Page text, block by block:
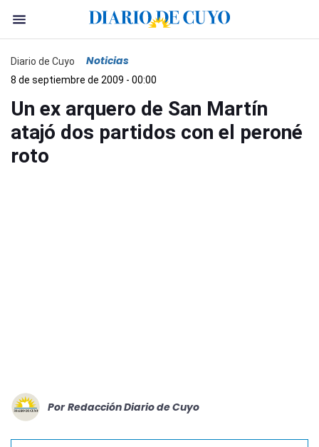
Diario de Cuyo Noticias
8 de septiembre de 2009 - 00:00
Un ex arquero de San Martín
atajó dos partidos con el peroné
roto
Por Redacción Diario de Cuyo